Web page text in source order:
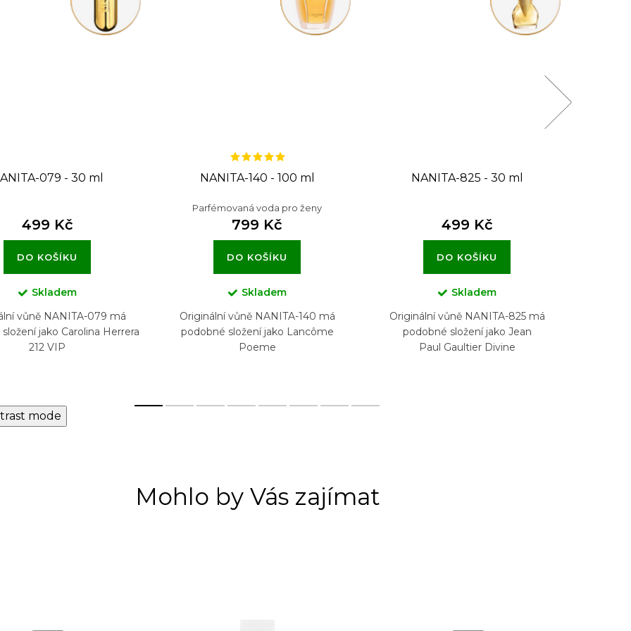
079 - 30 ml
499 Kč
DO KOŠÍKU
Skladem
vůně NANITA-079 má
jako Carolina Herrera
212 VIP
NANITA-140 - 100 ml
Parfémovaná voda pro ženy
799 Kč
DO KOŠÍKU
Skladem
Originální vůně NANITA-140 má
podobné složení jako Lancôme
Poeme
NANITA-825 - 30 ml
499 Kč
DO KOŠÍKU
Skladem
Originální vůně NANITA-825 má
podobné složení jako Jean
Paul Gaultier Divine
mode
Mohlo by Vás zajímat